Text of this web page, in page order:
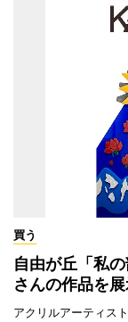
買う
自由が丘「私
さんの作品を
アクリルアーティス